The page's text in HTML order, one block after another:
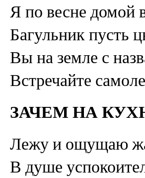
Я по весне домой
Багульник пусть
Вы на земле с
Встречайте
ЗАЧЕМ НА
Лежу и ощущаю
В душе